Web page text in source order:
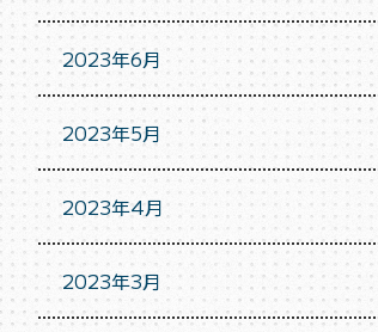
2023年6月
2023年5月
2023年4月
2023年3月